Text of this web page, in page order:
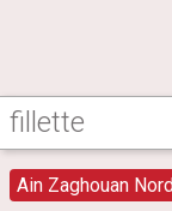
Ain Zaghouan